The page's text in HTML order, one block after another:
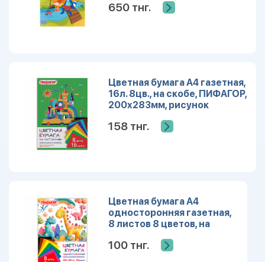
650 тнг.
Цветная бумага А4 газетная,
16л. 8цв., на скобе, ПИФАГОР,
200х283мм, рисунок
158 тнг.
Цветная бумага А4
односторонняя газетная,
8 листов 8 цветов, на
200х283мм, 116622
100 тнг.